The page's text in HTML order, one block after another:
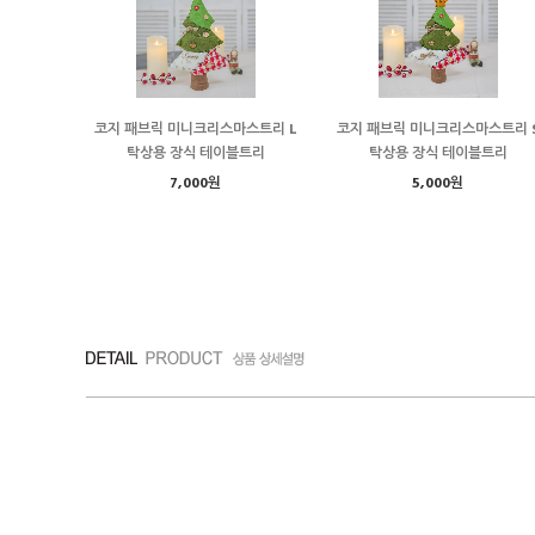
코지 패브릭 미니크리스마스트리 L
탁상용 장식 테이블트리
7,000원
코지 패브릭 미니크리스마스트리
탁상용 장식 테이블트리
5,000원